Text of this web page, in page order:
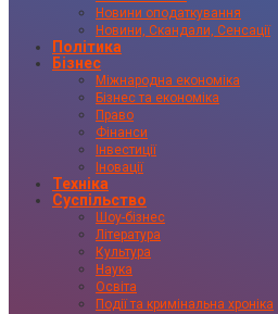
Новини оподаткування
Новини, Скандали, Сенсації
Політика
Бізнес
Міжнародна економіка
Бізнес та економіка
Право
Фінанси
Інвестиції
Іновації
Техніка
Суспільство
Шоу-бізнес
Література
Культура
Наука
Освіта
Події та кримінальна хроніка